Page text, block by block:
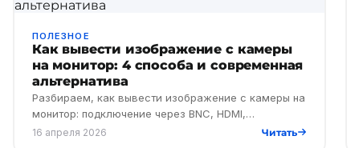
ПОЛЕЗНОЕ
Как вывести изображение с камеры
на монитор: 4 способа и современная
альтернатива
Разбираем, как вывести изображение с камеры на
монитор: подключение через BNC, HDMI,
видеорегистратор и современные облачные
16 апреля 2026 Читать